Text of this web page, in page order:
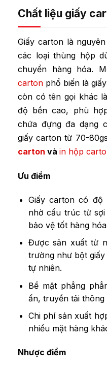
Chất liệu giấy
Giấy carton là
các loại thùng hộp
chuyển hàng hóa.
carton phổ biến là
còn có tên gọi khác
độ bền cao, phù
chứa đựng đa dạng
giấy carton từ 70-
carton và in hộp
Ưu điểm
Giấy carton có
nhờ cấu trúc từ
bảo vệ tốt hàng
Được sản xuất từ
trường như bột
tự nhiên.
Bề mặt phẳng
ấn, truyền tải thông
Chi phí sản xuất
nhiều mặt hàng
Nhược điểm